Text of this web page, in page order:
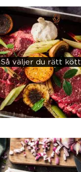
Så väljer du rätt kött